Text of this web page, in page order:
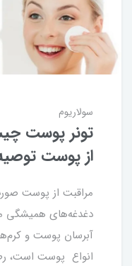
سولاریوم
تونر پوست
از پوست
مراقبت از پوست
دغدغه‌های همیشگی
آبرسان پوست و
انواع پوست است،